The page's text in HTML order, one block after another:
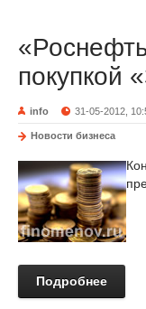
покупкой
info 31-05-2012,
Новости бизнеса
Подробнее